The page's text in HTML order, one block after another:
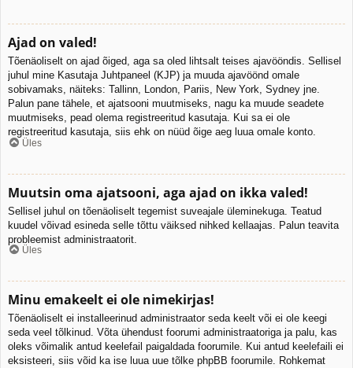
Ajad on valed!
Tõenäoliselt on ajad õiged, aga sa oled lihtsalt teises ajavööndis. Sellisel
juhul mine Kasutaja Juhtpaneel (KJP) ja muuda ajavöönd omale
sobivamaks, näiteks: Tallinn, London, Pariis, New York, Sydney jne.
Palun pane tähele, et ajatsooni muutmiseks, nagu ka muude seadete
muutmiseks, pead olema registreeritud kasutaja. Kui sa ei ole
registreeritud kasutaja, siis ehk on nüüd õige aeg luua omale konto.
Üles
Muutsin oma ajatsooni, aga ajad on ikka valed!
Sellisel juhul on tõenäoliselt tegemist suveajale üleminekuga. Teatud
kuudel võivad esineda selle tõttu väiksed nihked kellaajas. Palun teavita
probleemist administraatorit.
Üles
Minu emakeelt ei ole nimekirjas!
Tõenäoliselt ei installeerinud administraator seda keelt või ei ole keegi
seda veel tõlkinud. Võta ühendust foorumi administraatoriga ja palu, kas
oleks võimalik antud keelefail paigaldada foorumile. Kui antud keelefaili ei
eksisteeri, siis võid ka ise luua uue tõlke phpBB foorumile. Rohkemat